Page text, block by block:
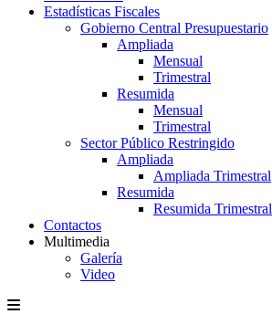
Estadísticas Fiscales
Gobierno Central Presupuestario
Ampliada
Mensual
Trimestral
Resumida
Mensual
Trimestral
Sector Público Restringido
Ampliada
Ampliada Trimestral
Resumida
Resumida Trimestral
Contactos
Multimedia
Galería
Video